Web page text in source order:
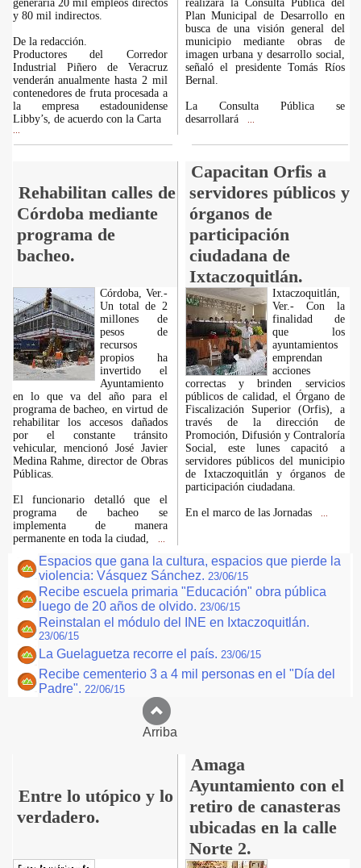
generaría 20 mil empleos directos
y 80 mil indirectos.
De la redacción.
Productores del Corredor
Industrial Piñero de Veracruz
venderán anualmente hasta 2 mil
contenedores de fruta procesada a
la empresa estadounidense
Libby’s, de acuerdo con la Carta
realizará la Consulta Pública del
Plan Municipal de Desarrollo en
busca de una visión general del
municipio mediante obras de
imagen urbana y desarrollo social,
señaló el presidente Tomás Ríos
Bernal.
La Consulta Pública se
desarrollará
Rehabilitan calles de
Córdoba mediante
programa de
bacheo.
Capacitan Orfis a
servidores públicos y
órganos de
participación
ciudadana de
Ixtaczoquitlán.
Córdoba, Ver.-
Un total de 2
millones de
pesos de
recursos
propios ha
invertido el
Ayuntamiento
en lo que va del año para el
programa de bacheo, en virtud de
rehabilitar los accesos dañados
por el constante tránsito
vehicular, mencionó José Javier
Medina Rahme, director de Obras
Públicas.
El funcionario detalló que el
programa de bacheo se
implementa de manera
permanente en toda la ciudad,
Ixtaczoquitlán,
Ver.- Con la
finalidad de
que los
ayuntamientos
emprendan
acciones
correctas y brinden servicios
públicos de calidad, el Órgano de
Fiscalización Superior (Orfis), a
través de la dirección de
Promoción, Difusión y Contraloría
Social, este lunes capacitó a
servidores públicos del municipio
de Ixtaczoquitlán y órganos de
participación ciudadana.
En el marco de las Jornadas
Espacios que gana la cultura, espacios que pierde la
violencia: Vásquez Sánchez. 23/06/15
Recibe escuela primaria "Educación" obra pública
luego de 20 años de olvido. 23/06/15
Reinstalan el módulo del INE en Ixtaczoquitlán.
23/06/15
La Guelaguetza recorre el país. 23/06/15
Recibe cementerio 3 a 4 mil personas en el "Día del
Padre". 22/06/15
Arriba
Entre lo utópico y lo
verdadero.
Amaga
Ayuntamiento con el
retiro de canasteras
ubicadas en la calle
Norte 2.